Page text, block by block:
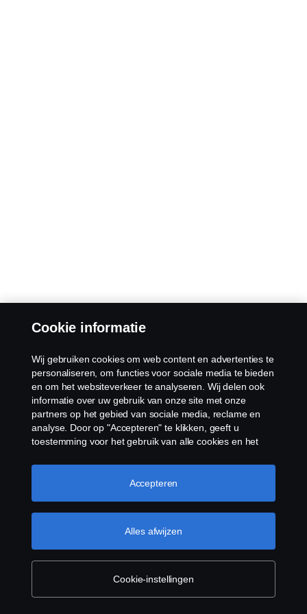
Cookie informatie
Wij gebruiken cookies om web content en advertenties te
personaliseren, om functies voor sociale media te bieden
en om het websiteverkeer te analyseren. Wij delen ook
informatie over uw gebruik van onze site met onze
partners op het gebied van sociale media, reclame en
analyse. Door op "Accepteren" te klikken, geeft u
toestemming voor het gebruik van alle cookies en het
door op "Cookie Instellingen" te klikken en de
categorieën te selecteren die u wilt accepteren. Voor een
Meer informatie over uw privacy
Cookie-instellingen
Alles afwijzen
Accepteren